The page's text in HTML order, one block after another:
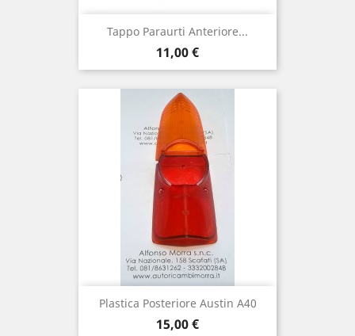
Tappo Paraurti Anteriore...
Prix
11,00 €
Plastica Posteriore Austin A40
Prix
15,00 €